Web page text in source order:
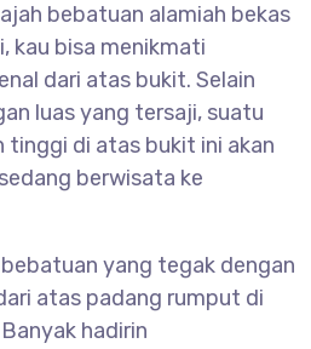
bebatuan alamiah bekas
kau bisa menikmati
dari atas bukit. Selain
luas yang tersaji, suatu
di atas bukit ini akan
berwisata ke
yang tegak dengan
atas padang rumput di
hadirin